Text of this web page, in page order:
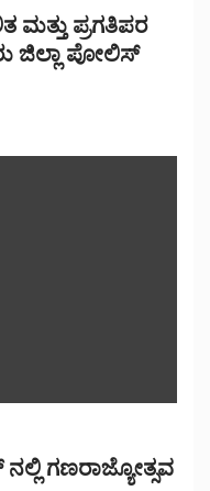
ಮತ್ತು ಪ್ರಗತಿಪರ
ಜಿಲ್ಲಾ ಪೋಲಿಸ್
ಗಣರಾಜ್ಯೋತ್ಸವ